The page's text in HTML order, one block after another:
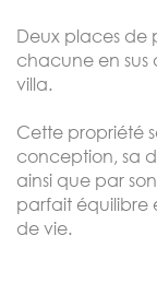
Deux places de
chacune en
villa.
Cette propriété
conception, sa
ainsi que par
parfait équilibre
de vie.